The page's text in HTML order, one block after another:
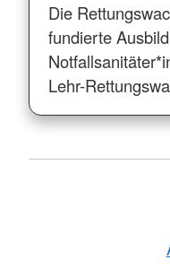
Die
fundierte
Lehr-